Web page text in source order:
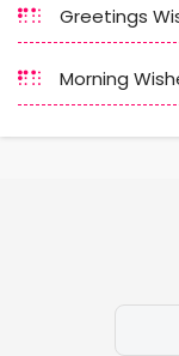
Greetings
Morning